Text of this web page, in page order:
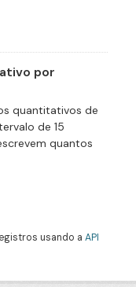
por
quantitativos de
de 15
quantos
usando a API